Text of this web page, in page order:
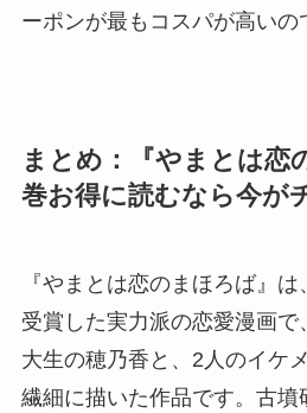
ーポンが最もコスパが高いの
まとめ：『やまとは恋
巻お得に読むなら今が
『やまとは恋のまほろば』
受賞した実力派の恋愛漫画で
大生の穂乃香と、2人のイケ
繊細に描いた作品です。古墳